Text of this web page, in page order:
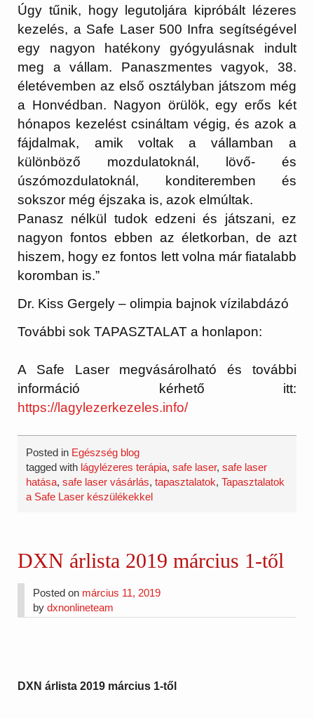
Úgy tűnik, hogy legutoljára kipróbált lézeres
kezelés, a Safe Laser 500 Infra segítségével
egy nagyon hatékony gyógyulásnak indult
meg a vállam. Panaszmentes vagyok, 38.
életévemben az első osztályban játszom még
a Honvédban. Nagyon örülök, egy erős két
hónapos kezelést csináltam végig, és azok a
fájdalmak, amik voltak a vállamban a
különböző mozdulatoknál, lövő- és
úszómozdulatoknál, konditeremben és
sokszor még éjszaka is, azok elmúltak.
Panasz nélkül tudok edzeni és játszani, ez
nagyon fontos ebben az életkorban, de azt
hiszem, hogy ez fontos lett volna már fiatalabb
koromban is.”
Dr. Kiss Gergely – olimpia bajnok vízilabdázó
További sok TAPASZTALAT a honlapon:
A Safe Laser megvásárolható és további
információ kérhető itt:
https://lagylezerkezeles.info/
Posted in Egészség blog
tagged with lágylézeres terápia,safe laser,safe laser
hatása,safe laser vásárlás,tapasztalatok,Tapasztalatok
a Safe Laser készülékekkel
DXN árlista 2019 március 1-től
Posted on március 11, 2019
bydxnonlineteam
DXN árlista 2019 március 1-től